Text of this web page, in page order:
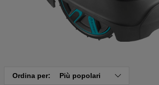
Ordina per: Più popolari